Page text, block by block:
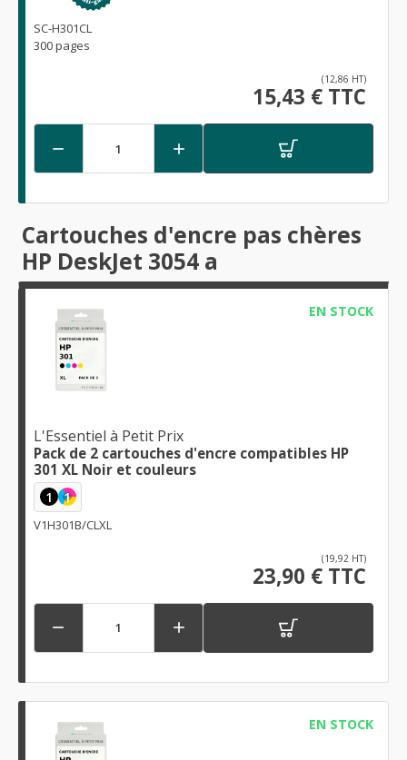
SC-H301CL
300 pages
(12,86 HT)
15,43 € TTC
 
Cartouches d'encre pas chères
HP DeskJet 3054 a
EN STOCK
L'Essentiel à Petit Prix
Pack de 2 cartouches d'encre compatibles HP
301 XL Noir et couleurs
1 1
V1H301B/CLXL
(19,92 HT)
23,90 € TTC
 
EN STOCK